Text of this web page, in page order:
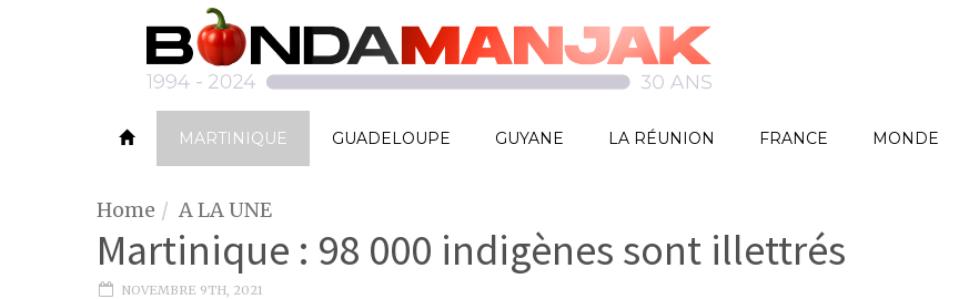
MARTINIQUE GUADELOUPE GUYANE LA RÉUNION FRANCE MONDE
Home A LA UNE
Martinique : 98 000 indigènes sont illettrés
NOVEMBRE 9TH, 2021